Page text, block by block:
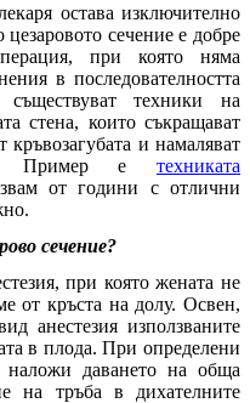
остава изключително
сечение е добре
при която няма
в последователността
техники на
стена, които съкращават
кръвозагубата и намаляват
Пример е техниката
от години с отлични
сечение?
при която жената не
от кръста на долу. Освен,
анестезия използваните
в плода. При определени
даването на обща
на тръба в дихателните